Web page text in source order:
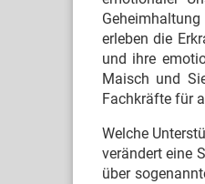
erleben die
und ihre
Maisch und
Fachkräfte für
Welche
verändert eine
über